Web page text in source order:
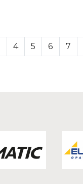
4 5 6 7